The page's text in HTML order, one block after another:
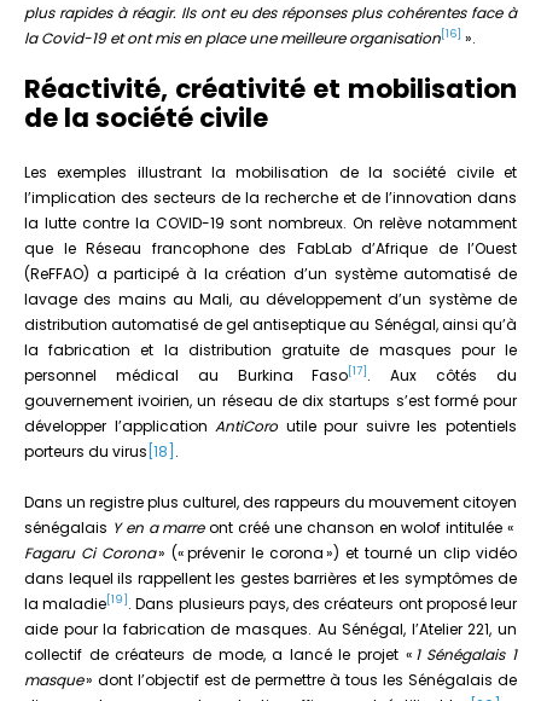
plus rapides à réagir. Ils ont eu des réponses plus cohérentes face à
la Covid-19 et ont mis en place une meilleure organisation[16] ».
Réactivité, créativité et mobilisation
de la société civile
Les exemples illustrant la mobilisation de la société civile et
l’implication des secteurs de la recherche et de l’innovation dans
la lutte contre la COVID-19 sont nombreux. On relève notamment
que le Réseau francophone des FabLab d’Afrique de l’Ouest
(ReFFAO) a participé à la création d’un système automatisé de
lavage des mains au Mali, au développement d’un système de
distribution automatisé de gel antiseptique au Sénégal, ainsi qu’à
la fabrication et la distribution gratuite de masques pour le
personnel médical au Burkina Faso[17] . Aux côtés du
gouvernement ivoirien, un réseau de dix startups s’est formé pour
développer l’applicationAntiCoro utile pour suivre les potentiels
porteurs du virus [18] .
Dans un registre plus culturel, des rappeurs du mouvement citoyen
sénégalais Y en a marreont créé une chanson en wolof intitulée «
Fagaru Ci Corona» (« prévenir le corona ») et tourné un clip vidéo
dans lequel ils rappellent les gestes barrières et les symptômes de
la maladie[19] . Dans plusieurs pays, des créateurs ont proposé leur
aide pour la fabrication de masques. Au Sénégal, l’Atelier 221, un
collectif de créateurs de mode, a lancé le projet « 1 Sénégalais 1
masque» dont l’objectif est de permettre à tous les Sénégalais de